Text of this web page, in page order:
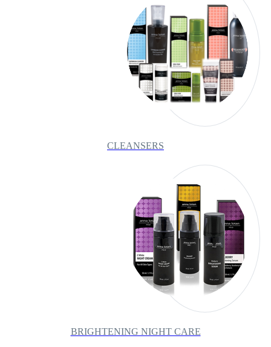
CLEANSERS
BRIGHTENING NIGHT CARE